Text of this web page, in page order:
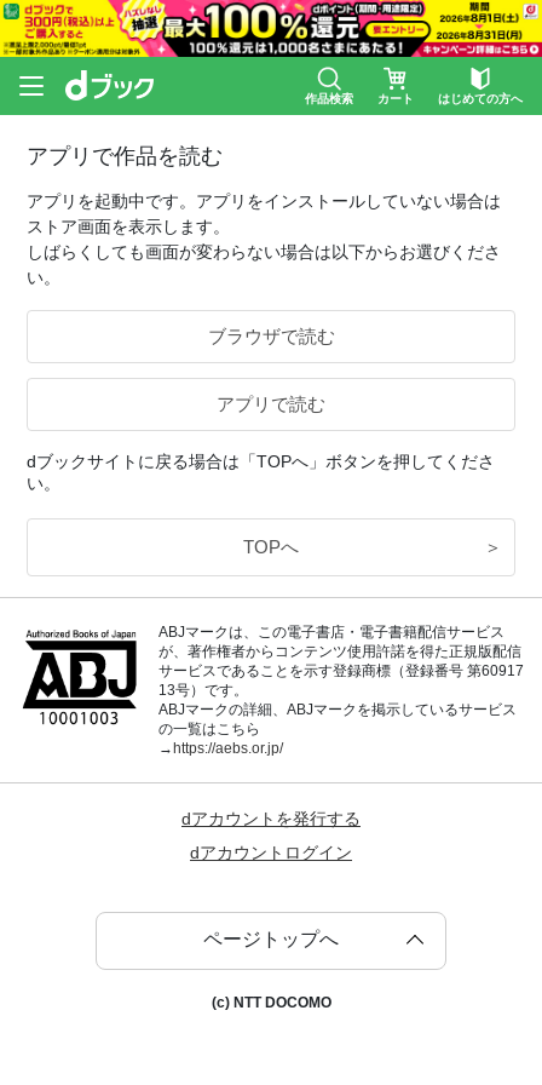
作品検索 カート はじめての方へ
アプリで作品を読む
アプリを起動中です。アプリをインストールしていない場合は
ストア画面を表示します。
しばらくしても画面が変わらない場合は以下からお選びくださ
い。
ブラウザで読む
アプリで読む
dブックサイトに戻る場合は「TOPへ」ボタンを押してくださ
い。
TOPへ ＞
ABJマークは、この電子書店・電子書籍配信サービス
が、著作権者からコンテンツ使用許諾を得た正規版配信
サービスであることを示す登録商標（登録番号 第60917
13号）です。
ABJマークの詳細、ABJマークを掲示しているサービス
の一覧はこちら
→https://aebs.or.jp/
dアカウントを発行する
dアカウントログイン
ページトップへ
(c) NTT DOCOMO